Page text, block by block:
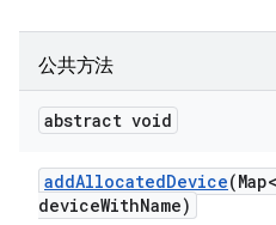
公共方法
abstract void
addAllocatedDevice
deviceWithName)